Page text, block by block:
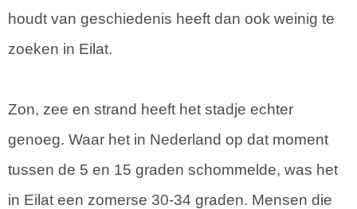
houdt van geschiedenis heeft dan ook weinig te
zoeken in Eilat.
Zon, zee en strand heeft het stadje echter
genoeg. Waar het in Nederland op dat moment
tussen de 5 en 15 graden schommelde, was het
in Eilat een zomerse 30-34 graden. Mensen die